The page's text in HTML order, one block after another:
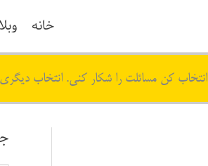
خانه
انتخاب کن مسائلت را شکار کنی. انتخاب